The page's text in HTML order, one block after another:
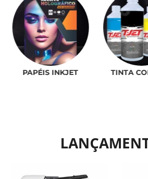
PAPÉIS INKJET TINTA